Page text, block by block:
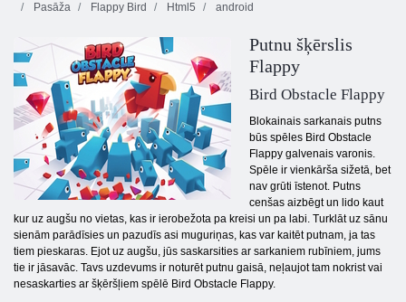
Pasāža
Flappy Bird Html5 android
Putnu šķērslis
Flappy
Bird Obstacle Flappy
Blokainais sarkanais putns
būs spēles Bird Obstacle
Flappy galvenais varonis.
Spēle ir vienkārša sižetā, bet
nav grūti īstenot. Putns
cenšas aizbēgt un lido kaut
kur uz augšu no vietas, kas ir ierobežota pa kreisi un pa labi. Turklāt uz sānu
sienām parādīsies un pazudīs asi muguriņas, kas var kaitēt putnam, ja tas
tiem pieskaras. Ejot uz augšu, jūs saskarsities ar sarkaniem rubīniem, jums
tie ir jāsavāc. Tavs uzdevums ir noturēt putnu gaisā, neļaujot tam nokrist vai
nesaskarties ar šķēršļiem spēlē Bird Obstacle Flappy.